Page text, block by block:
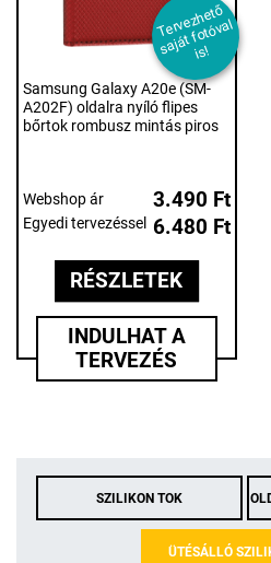
T
er
v
e
z
h
et
ő
s
aj
át f
ot
ó
v
al
i
s!
Samsung Galaxy A20e (SM-
A202F) oldalra nyíló flipes
bőrtok rombusz mintás piros
Webshop ár 3.490 Ft
Egyedi tervezéssel 6.480 Ft
RÉSZLETEK
INDULHAT A
TERVEZÉS
SZILIKON TOK
ÜTÉSÁLLÓ